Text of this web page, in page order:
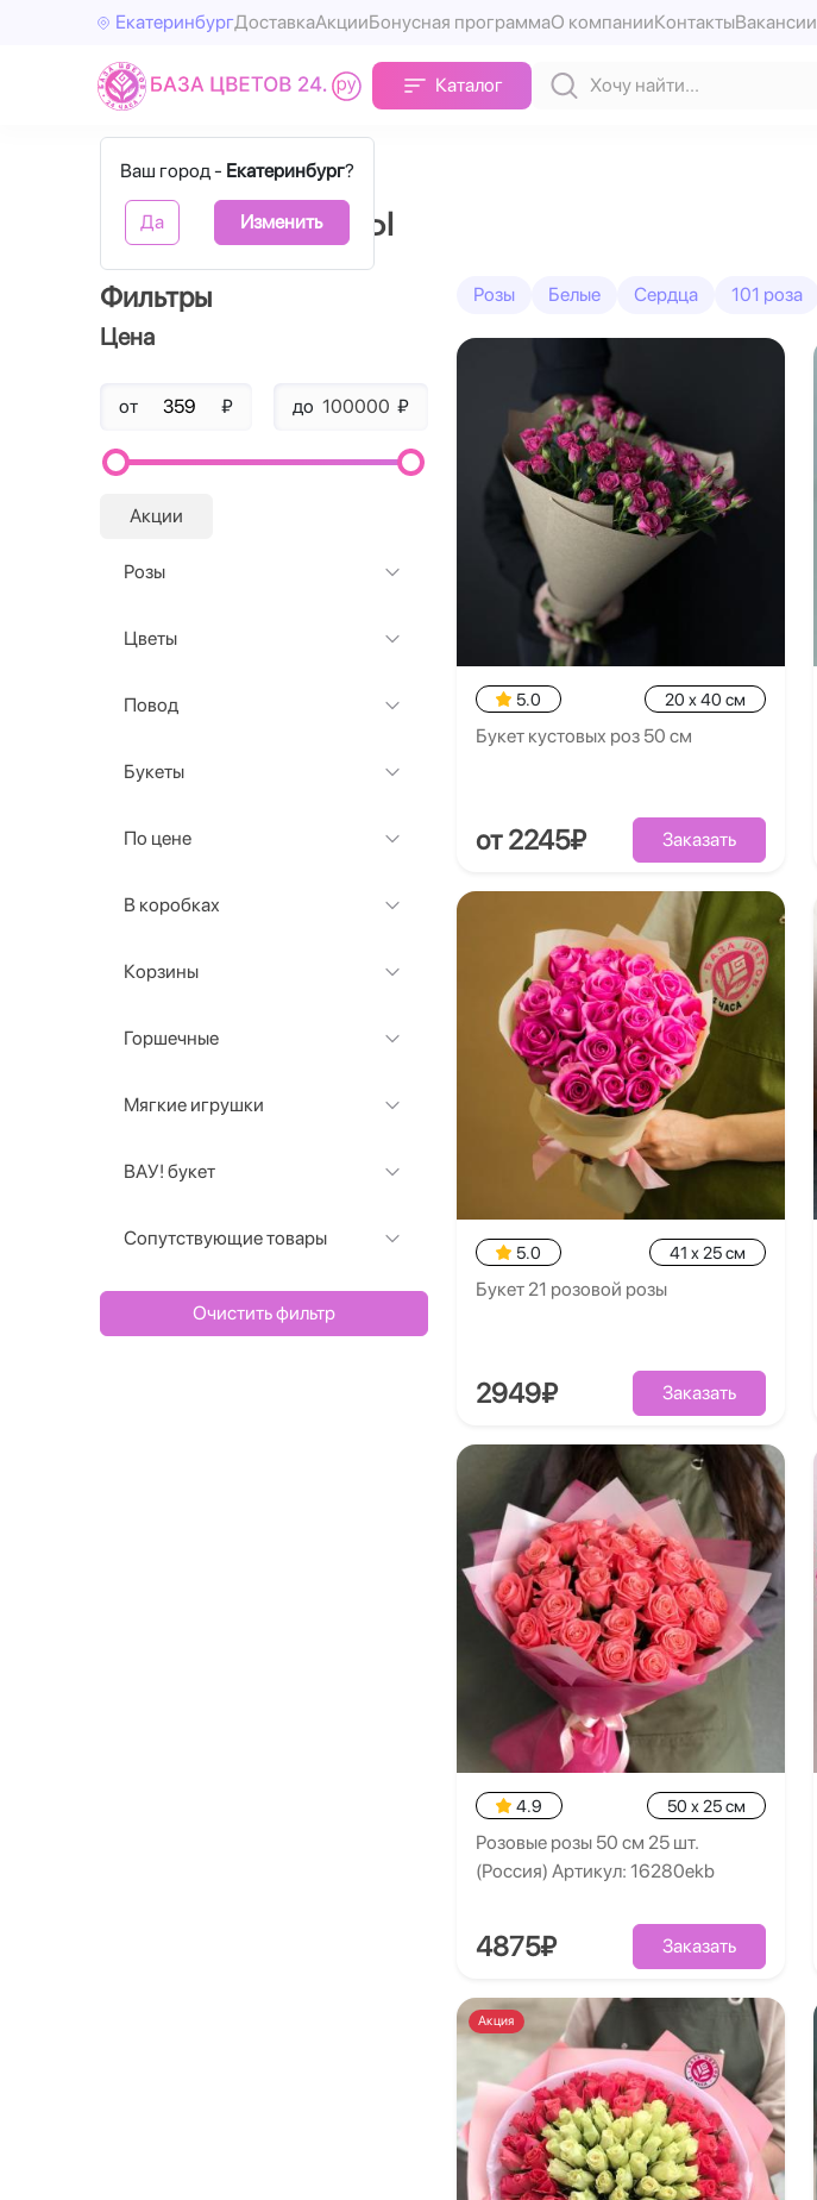
ЕкатеринбургДоставкаАкцииБонусная программаО компанииКонтактыВакансии
Каталог
Ваш город - Екатеринбург?
Да Изменить
Розовые розы
Фильтры
Цена
от ₽ до ₽
Акции
Розы
Цветы
Повод
Букеты
По цене
В коробках
Корзины
Горшечные
Мягкие игрушки
ВАУ! букет
Сопутствующие товары
Очистить фильтр
Розы Белые Сердца 101 роза
5.0 20 x 40 см
Букет кустовых роз 50 см
от 2245₽ Заказать
5.0 41 x 25 см
Букет 21 розовой розы
2949₽ Заказать
4.9 50 x 25 см
Розовые розы 50 см 25 шт.
(Россия) Артикул: 16280ekb
4875₽ Заказать
Акция